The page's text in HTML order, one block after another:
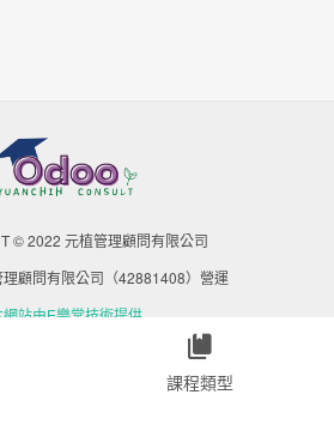
© 2022 元植管理顧問有限公司
顧問有限公司（42881408）營運
網站由E樂堂技術提供
課程類型